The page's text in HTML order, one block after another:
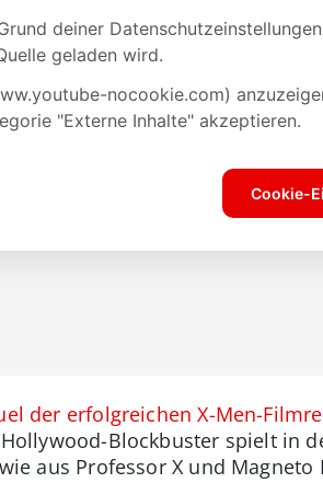
der erfolgreichen X-Men-
Blockbuster spielt in
aus Professor X und